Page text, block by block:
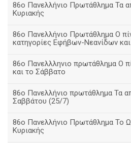
86ο Πανελλήνιο Πρωτάθλημα Τα
Κυριακής
86ο Πανελλήνιο Πρωτάθλημα Ο
κατηγορίες Εφήβων-Νεανίδων
86ο Πανελλληνιο πρωτάθλημα Ο
και το Σάββατο
86ο Πανελλήνιο πρωτάθλημα Τα
Σαββάτου (25/7)
86o Πανελλήνιο Πρωτάθλημα Το
Κυριακής